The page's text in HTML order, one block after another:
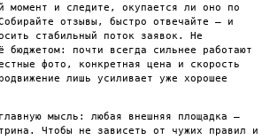
момент и следите, окупается ли оно по
отзывы, быстро отвечайте — и
стабильный поток заявок. Не
бюджетом: почти всегда сильнее работают
фото, конкретная цена и скорость
лишь усиливает уже хорошее
мысль: любая внешняя площадка —
Чтобы не зависеть от чужих правил и